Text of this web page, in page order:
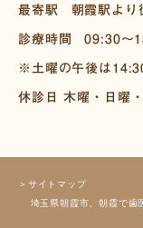
最寄駅 朝霞駅より
診療時間 09:30～
※土曜の午後は
休診日 木曜・日曜・
＞サイトマップ
埼玉県朝霞市、朝霞で